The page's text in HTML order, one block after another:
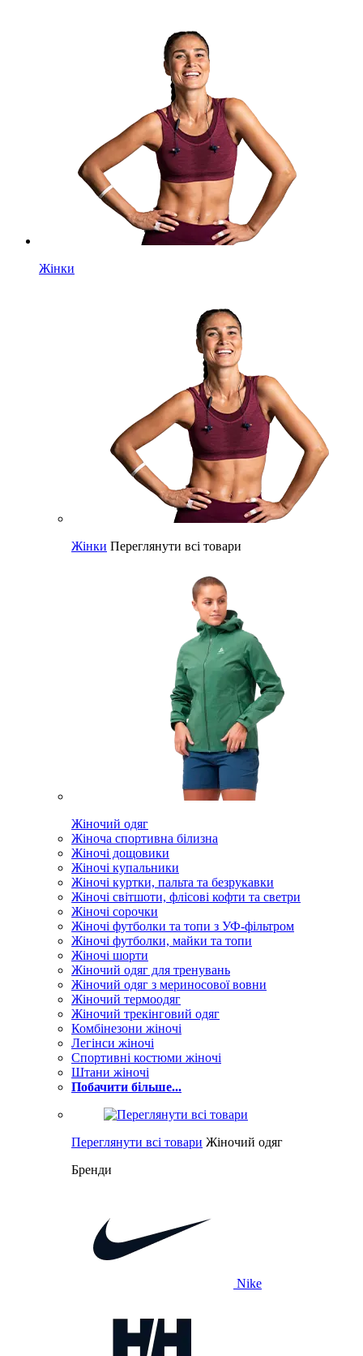
Жінки
Жінки Переглянути всі товари
Жіночий одяг
Жіноча спортивна білизна
Жіночі дощовики
Жіночі купальники
Жіночі куртки, пальта та безрукавки
Жіночі світшоти, флісові кофти та светри
Жіночі сорочки
Жіночі футболки та топи з УФ-фільтром
Жіночі футболки, майки та топи
Жіночі шорти
Жіночий одяг для тренувань
Жіночий одяг з мериносової вовни
Жіночий термоодяг
Жіночий трекінговий одяг
Комбінезони жіночі
Легінси жіночі
Спортивні костюми жіночі
Штани жіночі
Побачити більше...
Переглянути всі товари Жіночий одяг
Бренди
Nike